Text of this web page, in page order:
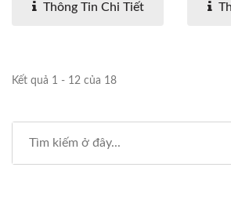
Thông Tin Chi Tiết
Kết quả 1 - 12 của 18